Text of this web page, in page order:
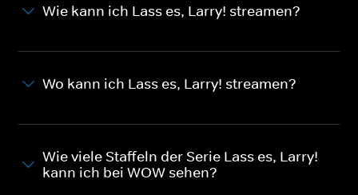
Wie kann ich Lass es, Larry! streamen?
Wo kann ich Lass es, Larry! streamen?
Wie viele Staffeln der Serie Lass es, Larry!
kann ich bei WOW sehen?